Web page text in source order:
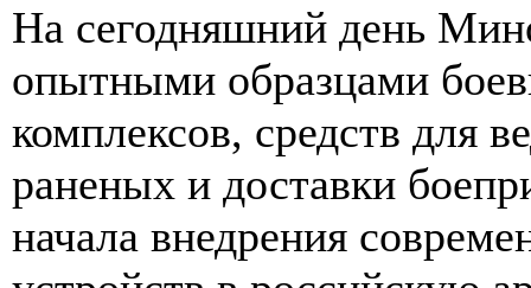
На сегодняшний день
опытными образцами
комплексов, средств для
раненых и доставки
начала внедрения